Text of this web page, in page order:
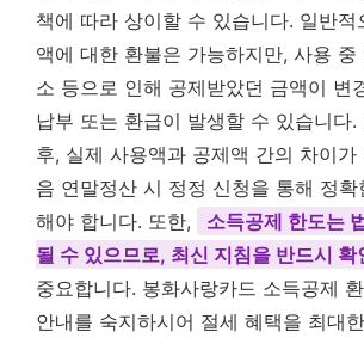
책에 따라 상이할 수 있습니다. 일반
액에 대한 환불은 가능하지만, 사용 중
소 등으로 인해 공제받았던 금액이 변
납부 또는 환급이 발생할 수 있습니다.
후, 실제 사용액과 공제액 간의 차이가
음 연말정산 시 정정 신청을 통해 정확
해야 합니다. 또한,
소득공제 한도는
될 수 있으므로, 최신 지침을 반드시 확
중요합니다. 봉화사랑카드 소득공제
안내를 숙지하시어 절세 혜택을 최대